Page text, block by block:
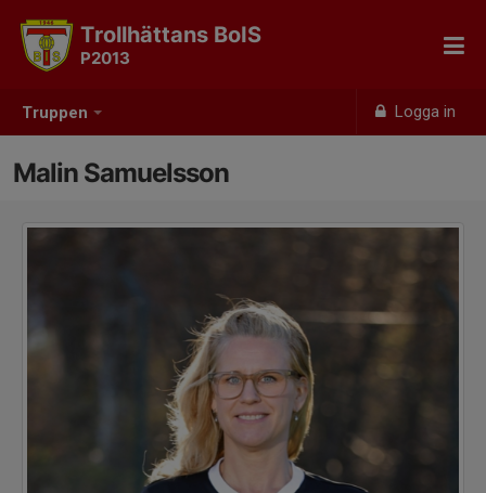
Truppen Logga in
Trollhättans BoIS
P2013
Malin Samuelsson